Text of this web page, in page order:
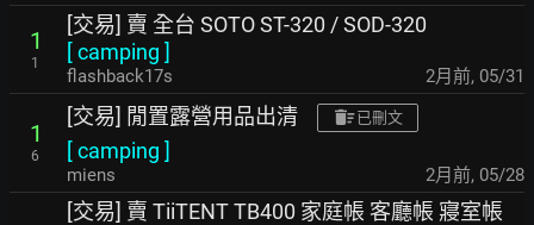
1
1
[交易] 賣 全台 SOTO ST-320 / SOD-320
[camping ]
flashback17s 2月前, 05/31
1
6
[交易] 閒置露營用品出清 已刪文
[camping ]
miens 2月前, 05/28
[交易] 賣 TiiTENT TB400 家庭帳 客廳帳 寢室帳